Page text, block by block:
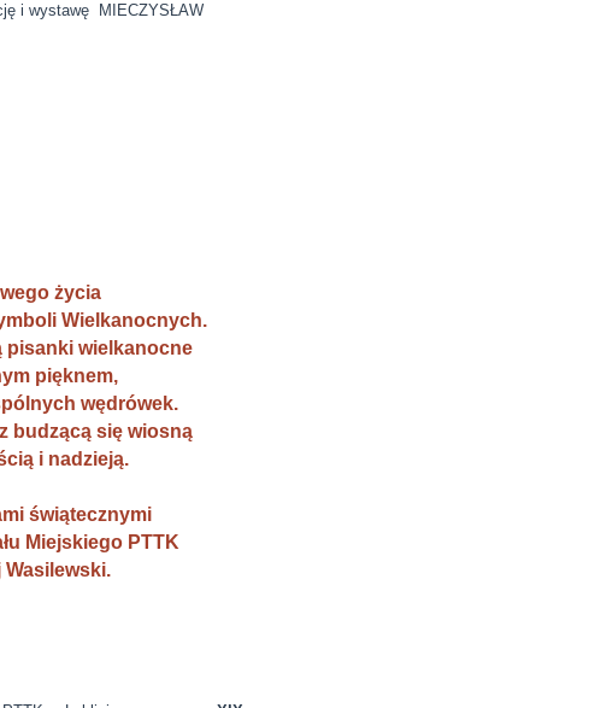
i wystawę MIECZYSŁAW
życia
Wielkanocnych.
pisanki wielkanocne
pięknem,
wędrówek.
budzącą się wiosną
i nadzieją.
świątecznymi
Miejskiego PTTK